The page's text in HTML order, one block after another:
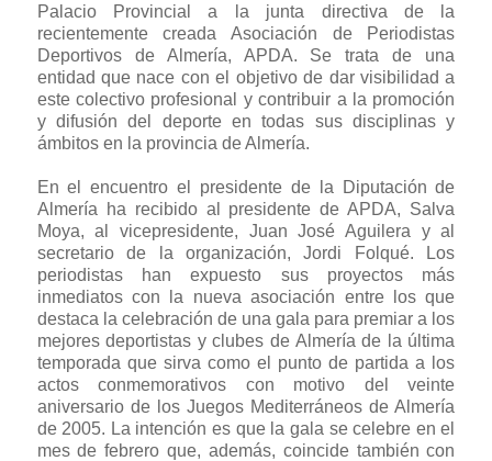
Palacio Provincial a la junta directiva de la
recientemente creada Asociación de Periodistas
Deportivos de Almería, APDA. Se trata de una
entidad que nace con el objetivo de dar visibilidad a
este colectivo profesional y contribuir a la promoción
y difusión del deporte en todas sus disciplinas y
ámbitos en la provincia de Almería.
En el encuentro el presidente de la Diputación de
Almería ha recibido al presidente de APDA, Salva
Moya, al vicepresidente, Juan José Aguilera y al
secretario de la organización, Jordi Folqué. Los
periodistas han expuesto sus proyectos más
inmediatos con la nueva asociación entre los que
destaca la celebración de una gala para premiar a los
mejores deportistas y clubes de Almería de la última
temporada que sirva como el punto de partida a los
actos conmemorativos con motivo del veinte
aniversario de los Juegos Mediterráneos de Almería
de 2005. La intención es que la gala se celebre en el
mes de febrero que, además, coincide también con